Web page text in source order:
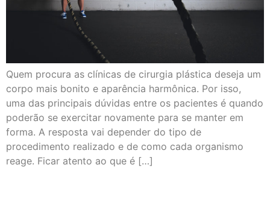
Quem procura as clínicas de cirurgia plástica deseja um
corpo mais bonito e aparência harmônica. Por isso,
uma das principais dúvidas entre os pacientes é quando
poderão se exercitar novamente para se manter em
forma. A resposta vai depender do tipo de
procedimento realizado e de como cada organismo
reage. Ficar atento ao que é […]